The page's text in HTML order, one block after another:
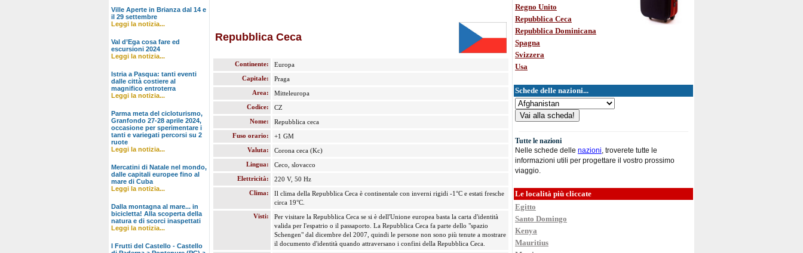
Ville Aperte in Brianza dal 14 e
il 29 settembre
Leggi la notizia...
Val d’Ega cosa fare ed
escursioni 2024
Leggi la notizia...
Istria a Pasqua: tanti eventi
dalle città costiere al
magnifico entroterra
Leggi la notizia...
Parma meta del cicloturismo,
Granfondo 27-28 aprile 2024,
occasione per sperimentare i
tanti e variegati percorsi su 2
ruote
Leggi la notizia...
Mercatini di Natale nel mondo,
dalle capitali europee fino al
mare di Cuba
Leggi la notizia...
Dalla montagna al mare... in
bicicletta! Alla scoperta della
natura e di scorci inaspettati
Leggi la notizia...
I Frutti del Castello - Castello
Repubblica Ceca
Continente:
Europa
Capitale:
Praga
Area:
Mitteleuropa
Codice:
CZ
Nome:
Repubblica ceca
Fuso orario:
+1 GM
Valuta:
Corona ceca (Kc)
Lingua:
Ceco, slovacco
Elettricità:
220 V, 50 Hz
Clima:
Il clima della Repubblica Ceca è continentale con inverni rigidi -1°C e estati fresche
circa 19°C.
Visti:
Per visitare la Repubblica Ceca se si è dell'Unione europea basta la carta d'identità
valida per l'espatrio o il passaporto. La Repubblica Ceca fa parte dello "spazio
Schengen" dal dicembre del 2007, quindi le persone non sono più tenute a mostrare
il documento d'identità quando attraversano i confini della Repubblica Ceca.
Regno Unito
Repubblica Ceca
Repubblica Dominicana
Spagna
Svizzera
Usa
Schede delle nazioni...
Tutte le nazioni
Nelle schede delle nazioni, troverete tutte le
informazioni utili per progettare il vostro prossimo
viaggio.
Le località più cliccate
Egitto
Santo Domingo
Kenya
Mauritius